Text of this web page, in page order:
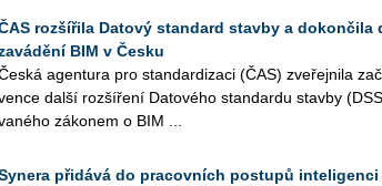
rozšířila Datový standard stavby a dokončila
BIM v Česku
agen­tu­ra pro stan­dar­di­za­ci (ČAS) zve­řej­ni­la
další roz­ší­ře­ní Da­to­vé­ho stan­dar­du stav­by
zá­ko­nem o BIM ...
přidává do pracovních postupů inteligenci